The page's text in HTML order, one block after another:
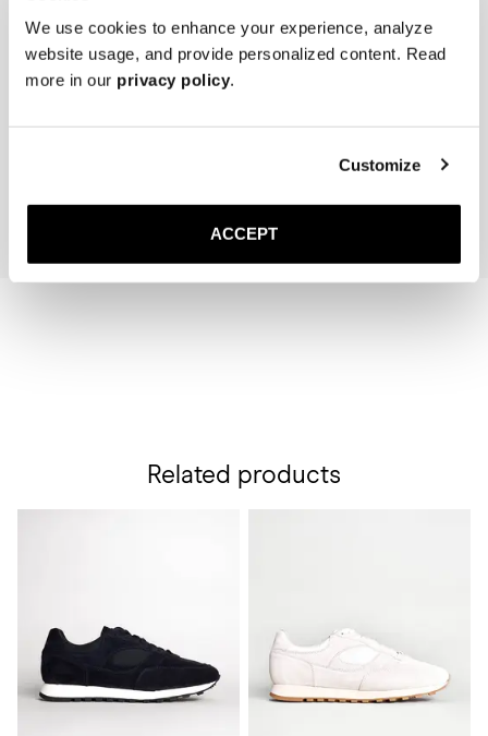
We use cookies to enhance your experience, analyze
website usage, and provide personalized content. Read
more in our privacy policy.
Customize
ACCEPT
Related products